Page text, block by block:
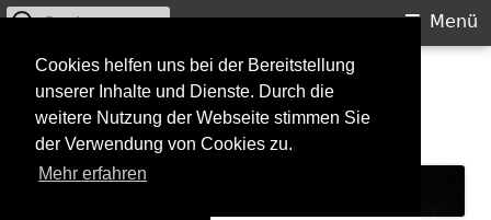
Cookies helfen uns bei der Bereitstellung
unserer Inhalte und Dienste. Durch die
weitere Nutzung der Webseite stimmen Sie
der Verwendung von Cookies zu.
Mehr erfahren
Springe
Inhalt
Starkilla
Konzertberichte und mehr
Primäres
Menü
Menü
Suchen